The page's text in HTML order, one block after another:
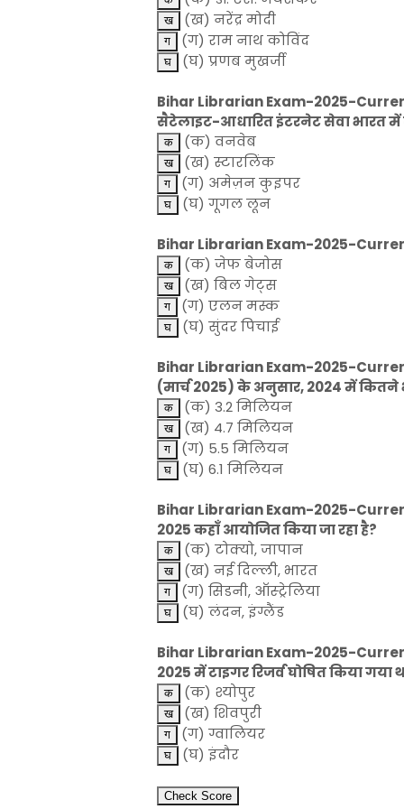
(ख) नरेंद्र मोदी
(ग) राम नाथ कोविंद
(घ) प्रणब मुखर्जी
Bihar Librarian Exam-2025-
सैटेलाइट-आधारित इंटरनेट सेवा भारत में
(क) वनवेब
(ख) स्टारलिंक
(ग) अमेज़न कुइपर
(घ) गूगल लून
Bihar Librarian Exam-2025-
(क) जेफ बेजोस
(ख) बिल गेट्स
(ग) एलन मस्क
(घ) सुंदर पिचाई
Bihar Librarian Exam-2025-
(मार्च 2025) के अनुसार, 2024 में
(क) 3.2 मिलियन
(ख) 4.7 मिलियन
(ग) 5.5 मिलियन
(घ) 6.1 मिलियन
Bihar Librarian Exam-2025-Current
2025 कहाँ आयोजित किया जा रहा है?
(क) टोक्यो, जापान
(ख) नई दिल्ली, भारत
(ग) सिडनी, ऑस्ट्रेलिया
(घ) लंदन, इंग्लैंड
Bihar Librarian Exam-2025-Current
2025 में टाइगर रिजर्व घोषित किया
(क) श्योपुर
(ख) शिवपुरी
(ग) ग्वालियर
(घ) इंदौर